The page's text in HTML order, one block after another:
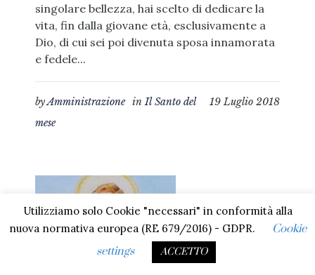
singolare bellezza, hai scelto di dedicare la
vita, fin dalla giovane età, esclusivamente a
Dio, di cui sei poi divenuta sposa innamorata
e fedele...
19 Luglio 2018
byAmministrazione inIl Santo del
mese
Utilizziamo solo Cookie "necessari" in conformità alla
nuova normativa europea (RE 679/2016) - GDPR.
Cookie
settings
ACCETTO